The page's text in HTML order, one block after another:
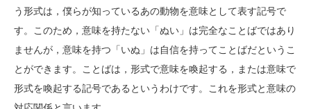
う形式は，僕らが知っているあの動物を意味として表す記号で
す。このため，意味を持たない「ぬい」は完全なことばではあり
ませんが，意味を持つ「いぬ」は自信を持ってことばだというこ
とができます。ことばは，形式で意味を喚起する，または意味で
形式を喚起する記号であるというわけです。これを形式と意味の